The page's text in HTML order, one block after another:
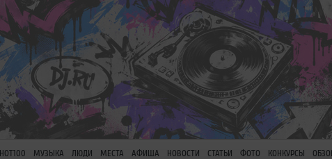
МУЗЫКА ЛЮДИ МЕСТА АФИША НОВОСТИ СТАТЬИ ФОТО КОНКУРСЫ